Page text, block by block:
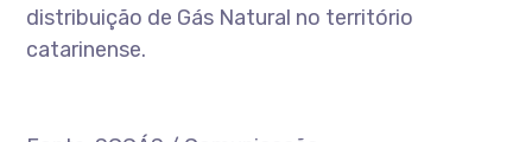
distribuição de Gás Natural no território
catarinense.